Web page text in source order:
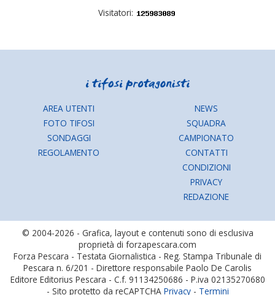
Visitatori:
AREA UTENTI
FOTO TIFOSI
SONDAGGI
REGOLAMENTO
NEWS
SQUADRA
CAMPIONATO
CONTATTI
CONDIZIONI
PRIVACY
REDAZIONE
© 2004-2026 - Grafica, layout e contenuti sono di esclusiva
proprietà di forzapescara.com
Forza Pescara - Testata Giornalistica - Reg. Stampa Tribunale di
Pescara n. 6/201 - Direttore responsabile Paolo De Carolis
Editore Editorius Pescara - C.f. 91134250686 - P.iva 02135270680
- Sito protetto da reCAPTCHA Privacy- Termini